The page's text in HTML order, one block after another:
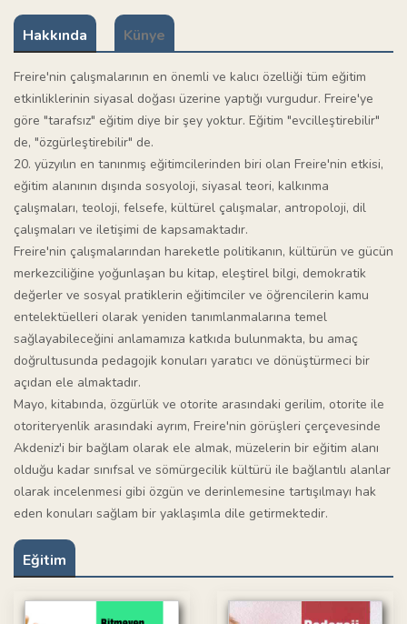
Hakkında Künye
Freire'nin çalışmalarının en önemli ve kalıcı özelliği tüm eğitim
etkinliklerinin siyasal doğası üzerine yaptığı vurgudur. Freire'ye
göre "tarafsız" eğitim diye bir şey yoktur. Eğitim "evcilleştirebilir"
de, "özgürleştirebilir" de.
20. yüzyılın en tanınmış eğitimcilerinden biri olan Freire'nin etkisi,
eğitim alanının dışında sosyoloji, siyasal teori, kalkınma
çalışmaları, teoloji, felsefe, kültürel çalışmalar, antropoloji, dil
çalışmaları ve iletişimi de kapsamaktadır.
Freire'nin çalışmalarından hareketle politikanın, kültürün ve gücün
merkezciliğine yoğunlaşan bu kitap, eleştirel bilgi, demokratik
değerler ve sosyal pratiklerin eğitimciler ve öğrencilerin kamu
entelektüelleri olarak yeniden tanımlanmalarına temel
sağlayabileceğini anlamamıza katkıda bulunmakta, bu amaç
doğrultusunda pedagojik konuları yaratıcı ve dönüştürmeci bir
açıdan ele almaktadır.
Mayo, kitabında, özgürlük ve otorite arasındaki gerilim, otorite ile
otoriteryenlik arasındaki ayrım, Freire'nin görüşleri çerçevesinde
Akdeniz'i bir bağlam olarak ele almak, müzelerin bir eğitim alanı
olduğu kadar sınıfsal ve sömürgecilik kültürü ile bağlantılı alanlar
olarak incelenmesi gibi özgün ve derinlemesine tartışılmayı hak
eden konuları sağlam bir yaklaşımla dile getirmektedir.
Eğitim